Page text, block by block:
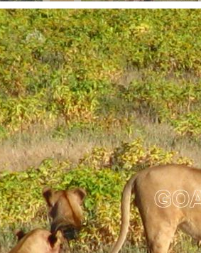
Etošos (Etosha) Nacionalinis
Parkas
Etošos (Etosha) Nacionalinis
Parkas